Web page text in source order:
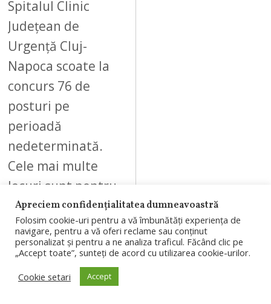
Spitalul Clinic
Județean de
Urgență Cluj-
Napoca scoate la
concurs 76 de
posturi pe
perioadă
nedeterminată.
Cele mai multe
locuri sunt pentru
infirmieri…
05
Apreciem confidențialitatea dumneavoastră
Folosim cookie-uri pentru a vă îmbunătăți experiența de
navigare, pentru a vă oferi reclame sau conținut
personalizat și pentru a ne analiza traficul. Făcând clic pe
„Accept toate”, sunteți de acord cu utilizarea cookie-urilor.
Cookie setari
Accept